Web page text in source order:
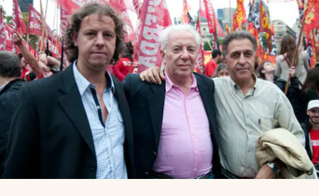
Clima
Mundial 2026
Eventos Corporativos
El Cronista Studio
Mediakit
abre en nueva pestaña